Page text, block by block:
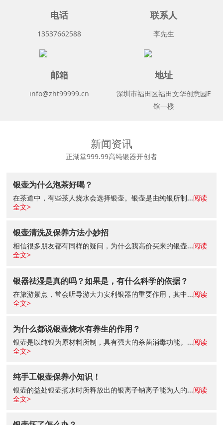
电话
13537662588
联系人
李先生
邮箱
info@zht99999.cn
地址
深圳市福田区福田文华创意园E
馆一楼
新闻资讯
正湖堂999.99高纯银器开创者
银壶为什么泡茶好喝？
在茶道中，有些茶人烧水会选择银壶。银壶是由纯银所制...阅读
全文>
银壶清洗及保养方法小妙招
相信很多朋友都有同样的疑问，为什么我高价买来的银壶...阅读
全文>
银器祛湿是真的吗？如果是，有什么科学的依据？
在旅游景点，常会听导游大力安利银器的重要作用，其中...阅读
全文>
为什么都说银壶烧水有养生的作用？
银壶是以纯银为原材料所制，具有强大的杀菌消毒功能。...阅读
全文>
纯手工银壶保养小知识！
银壶的益处银壶煮水时所释放出的银离子钠离子能为人的...阅读
全文>